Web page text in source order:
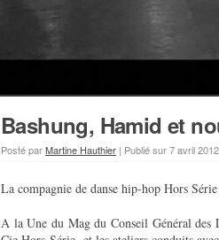
Bashung, Hamid et
Posté parMartine Hauthier | Publié sur7 avril 2012
La compagnie de danse hip-hop Hors
A la Une du Mag du Conseil Général des